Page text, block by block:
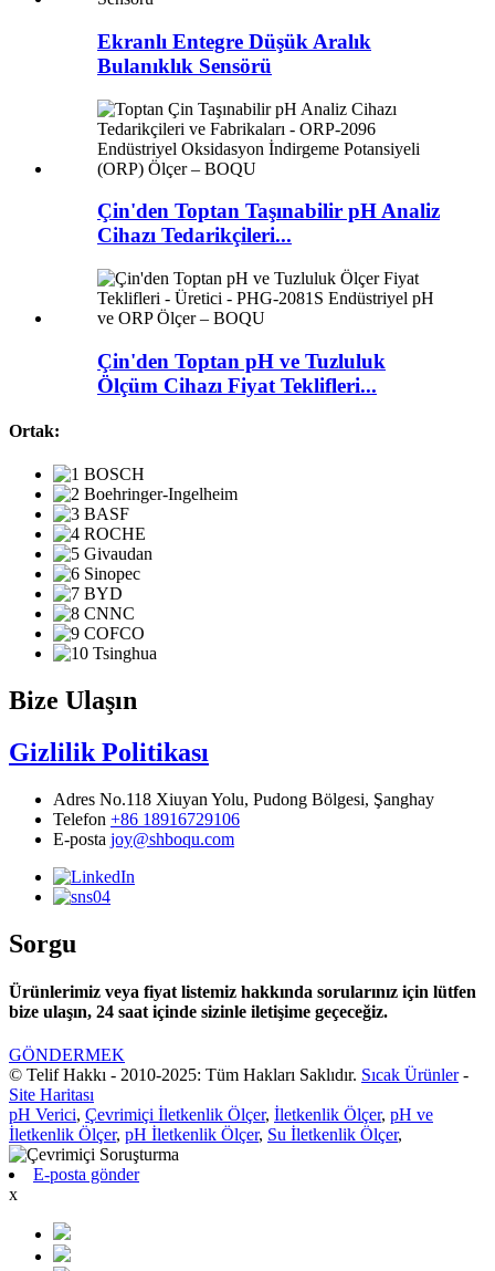
Ekranlı Entegre Düşük Aralık
Bulanıklık Sensörü
Çin'den Toptan Taşınabilir pH Analiz
Cihazı Tedarikçileri...
Çin'den Toptan pH ve Tuzluluk
Ölçüm Cihazı Fiyat Teklifleri...
Ortak:
Bize Ulaşın
Gizlilik Politikası
Adres No.118 Xiuyan Yolu, Pudong Bölgesi, Şanghay
Telefon +86 18916729106
E-posta joy@shboqu.com
Sorgu
Ürünlerimiz veya fiyat listemiz hakkında sorularınız için lütfen
bize ulaşın, 24 saat içinde sizinle iletişime geçeceğiz.
GÖNDERMEK
© Telif Hakkı - 2010-2025: Tüm Hakları Saklıdır. Sıcak Ürünler-
Site Haritası
pH Verici, Çevrimiçi İletkenlik Ölçer, İletkenlik Ölçer, pH ve
İletkenlik Ölçer, pH İletkenlik Ölçer, Su İletkenlik Ölçer,
E-posta gönder
x